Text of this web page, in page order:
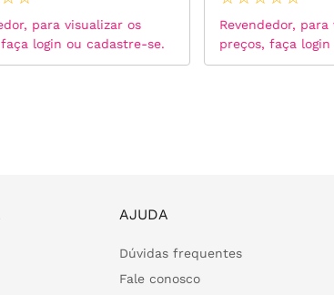
para visualizar os
login ou cadastre-se.
Revendedor,
preços, faça
AJUDA
Dúvidas frequentes
Fale conosco